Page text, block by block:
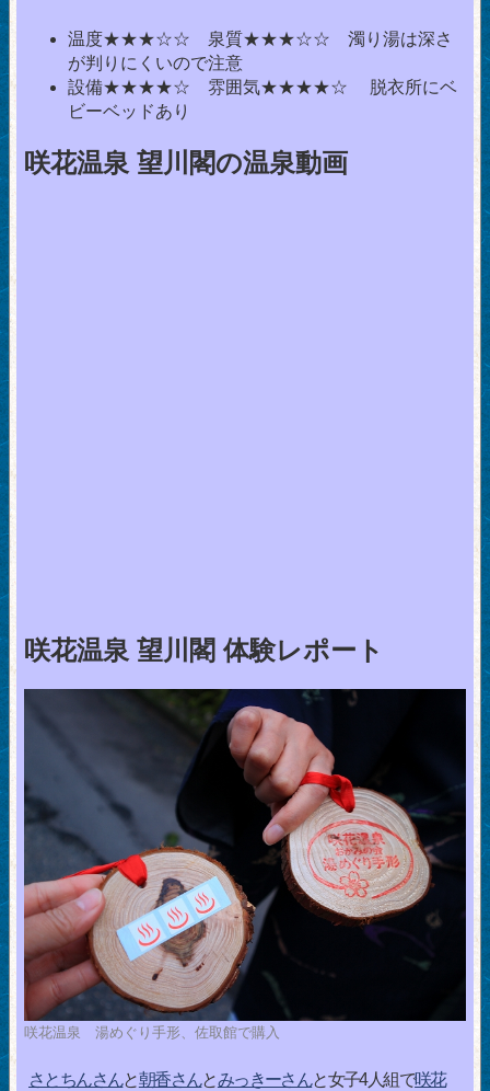
温度★★★☆☆ 泉質★★★☆☆ 濁り湯は深さ
が判りにくいので注意
設備★★★★☆ 雰囲気★★★★☆ 脱衣所にベ
ビーベッドあり
咲花温泉 望川閣の温泉動画
咲花温泉 望川閣 体験レポート
咲花温泉 湯めぐり手形、佐取館で購入
さとちんさんと朝香さんとみっきーさんと女子4人組で咲花